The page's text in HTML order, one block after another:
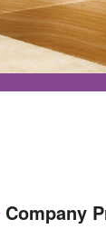
Company